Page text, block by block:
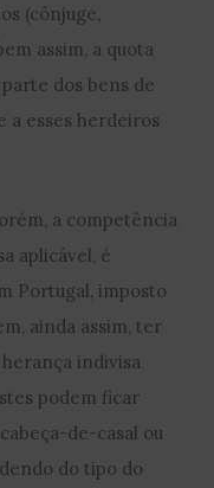
(cônjuge,
assim, a quota
dos bens de
a esses herdeiros
a competência
aplicável, é
Portugal, imposto
ainda assim, ter
indivisa
podem ficar
de-casal ou
do tipo do